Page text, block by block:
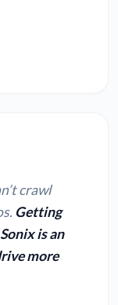
crawl
Getting
is an
more